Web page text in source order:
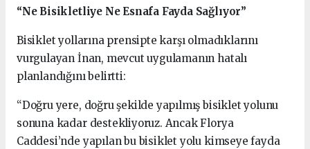
“Ne Bisikletliye Ne Esnafa Fayda Sağlıyor”
Bisiklet yollarına prensipte karşı olmadıklarını
vurgulayan İnan, mevcut uygulamanın hatalı
planlandığını belirtti:
“Doğru yere, doğru şekilde yapılmış bisiklet yolunu
sonuna kadar destekliyoruz. Ancak Florya
Caddesi’nde yapılan bu bisiklet yolu kimseye fayda